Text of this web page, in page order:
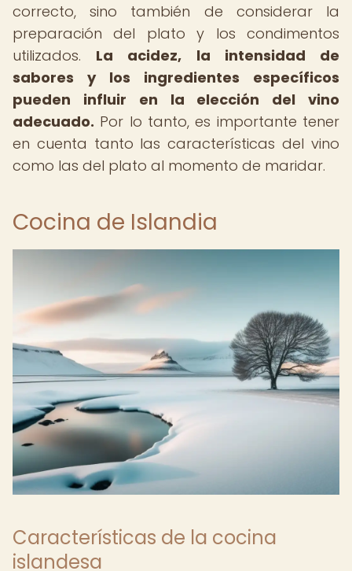
correcto, sino también de considerar la
preparación del plato y los condimentos
utilizados. La acidez, la intensidad de
sabores y los ingredientes específicos
pueden influir en la elección del vino
adecuado. Por lo tanto, es importante tener
en cuenta tanto las características del vino
como las del plato al momento de maridar.
Cocina de Islandia
Características de la cocina
islandesa